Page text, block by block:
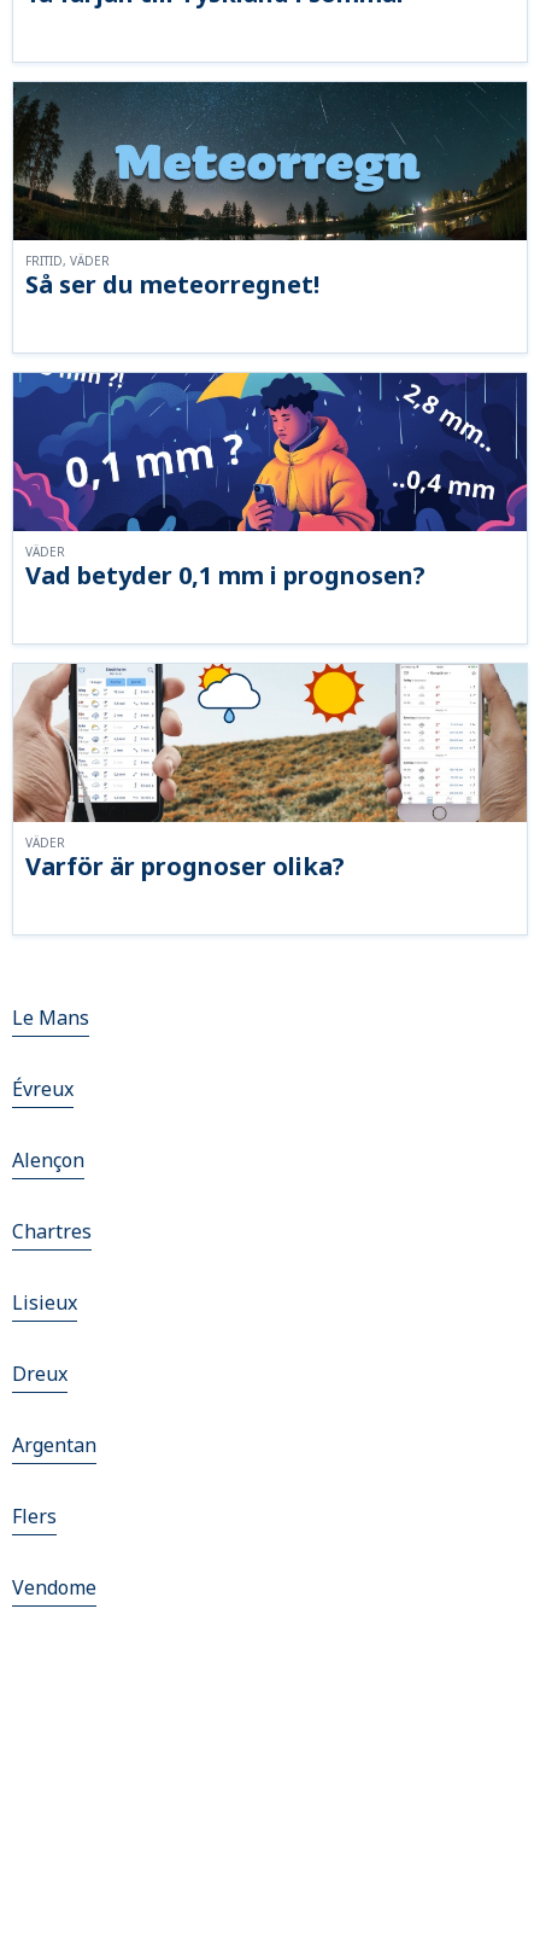
Så ser du meteorregnet!
FRITID, VÄDER
Vad betyder 0,1 mm i prognosen?
VÄDER
Varför är prognoser olika?
VÄDER
Le Mans
Évreux
Alençon
Chartres
Lisieux
Dreux
Argentan
Flers
Vendome